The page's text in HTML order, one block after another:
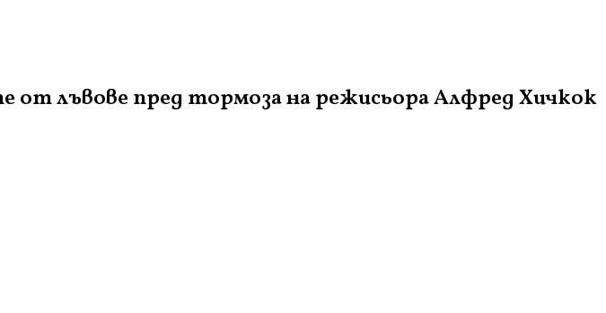
лъвове пред тормоза на режисьора Алфред Хичкок